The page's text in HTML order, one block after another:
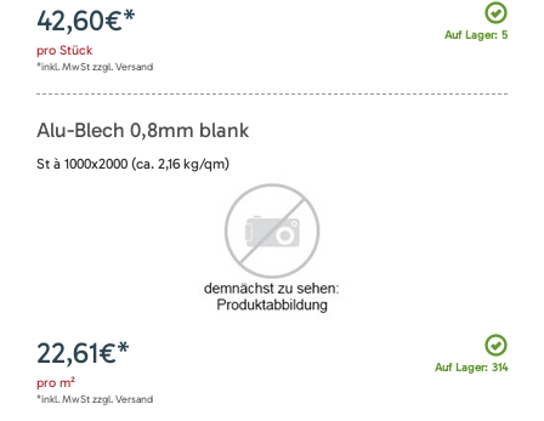
Auf Lager: 5
42,60€*
pro Stück
*inkl. MwSt zzgl. Versand
Alu-Blech 0,8mm blank
St à 1000x2000 (ca. 2,16 kg/qm)
Auf Lager: 314
22,61€*
pro m²
*inkl. MwSt zzgl. Versand